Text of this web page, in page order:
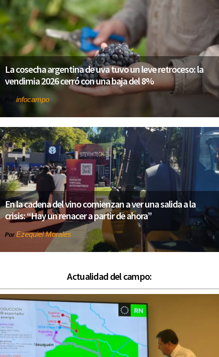
La cosecha argentina de uva tuvo un leve retroceso: la
vendimia 2026 cerró con una baja del 8%
Por infocampo
En la cadena del vino comienzan a ver una salida a la
crisis: “Hay un renacer a partir de ahora”
Por Ezequiel Morales
Actualidad del campo: